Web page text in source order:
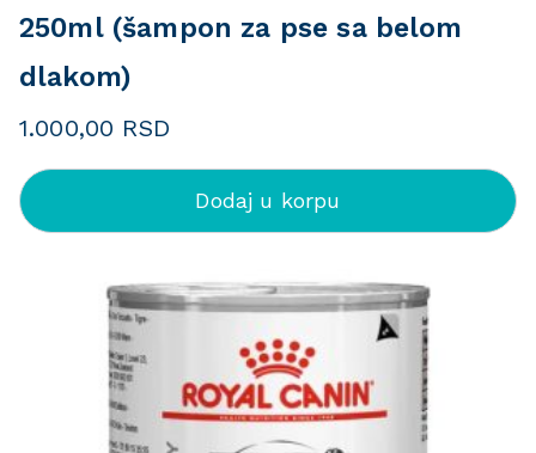
250ml (šampon za pse sa belom
dlakom)
1.000,00 RSD
Dodaj u korpu